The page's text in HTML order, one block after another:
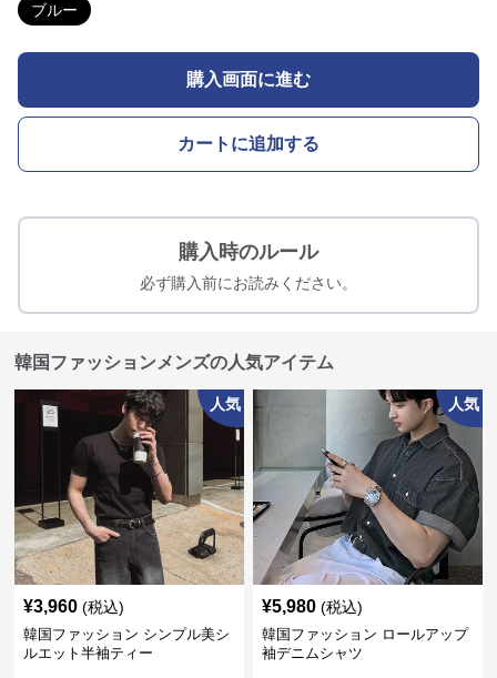
ブルー
購入画面に進む
カートに追加する
購入時のルール
必ず購入前にお読みください。
韓国ファッションメンズの人気アイテム
人気
¥3,960 (税込)
韓国ファッション シンプル美シ
ルエット半袖ティー
人気
¥5,980 (税込)
韓国ファッション ロールアップ
袖デニムシャツ